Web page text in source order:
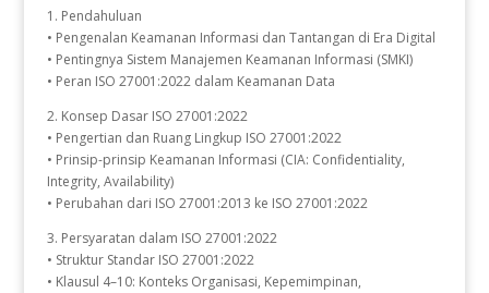
1. Pendahuluan
• Pengenalan Keamanan Informasi dan Tantangan di Era Digital
• Pentingnya Sistem Manajemen Keamanan Informasi (SMKI)
• Peran ISO 27001:2022 dalam Keamanan Data
2. Konsep Dasar ISO 27001:2022
• Pengertian dan Ruang Lingkup ISO 27001:2022
• Prinsip-prinsip Keamanan Informasi (CIA: Confidentiality,
Integrity, Availability)
• Perubahan dari ISO 27001:2013 ke ISO 27001:2022
3. Persyaratan dalam ISO 27001:2022
• Struktur Standar ISO 27001:2022
• Klausul 4–10: Konteks Organisasi, Kepemimpinan,